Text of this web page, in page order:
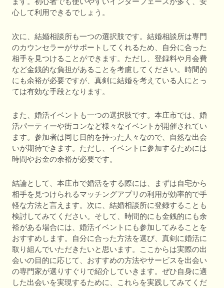
心して利用できるでしょう。
次に、結婚相談所も一つの選択肢です。結婚相談所は専門
のカウンセラーがサポートしてくれるため、自分に合った
相手を見つけることができます。ただし、登録料や月会費
など金銭的な負担があることを考慮してください。時間的
にも余裕が必要ですが、真剣に結婚を考えている人にとっ
ては有効な手段となります。
また、婚活イベントも一つの選択肢です。本庄市では、婚
活パーティーや街コンなど様々なイベントが開催されてい
ます。参加者は同じ目的を持った人々なので、自然な出会
いが期待できます。ただし、イベントに参加するためには
時間やお金の余裕が必要です。
結論として、本庄市で婚活をする際には、まずは自宅から
相手を見つけられるマッチングアプリの利用が効率的で手
軽な方法と言えます。次に、結婚相談所に登録することも
検討してみてください。そして、時間的にも金銭的にも余
裕がある場合には、婚活イベントにも参加してみることを
おすすめします。自分に合った方法を選び、真剣に婚活に
取り組んでいただきたいと思います。ここからは実際の出
会いの目的に応じて、おすすめの方法やサービスを出会い
の専門家が選りすぐりで紹介していきます。ぜひ自身に適
した出会いを実現するために、これらを実践してみてくだ